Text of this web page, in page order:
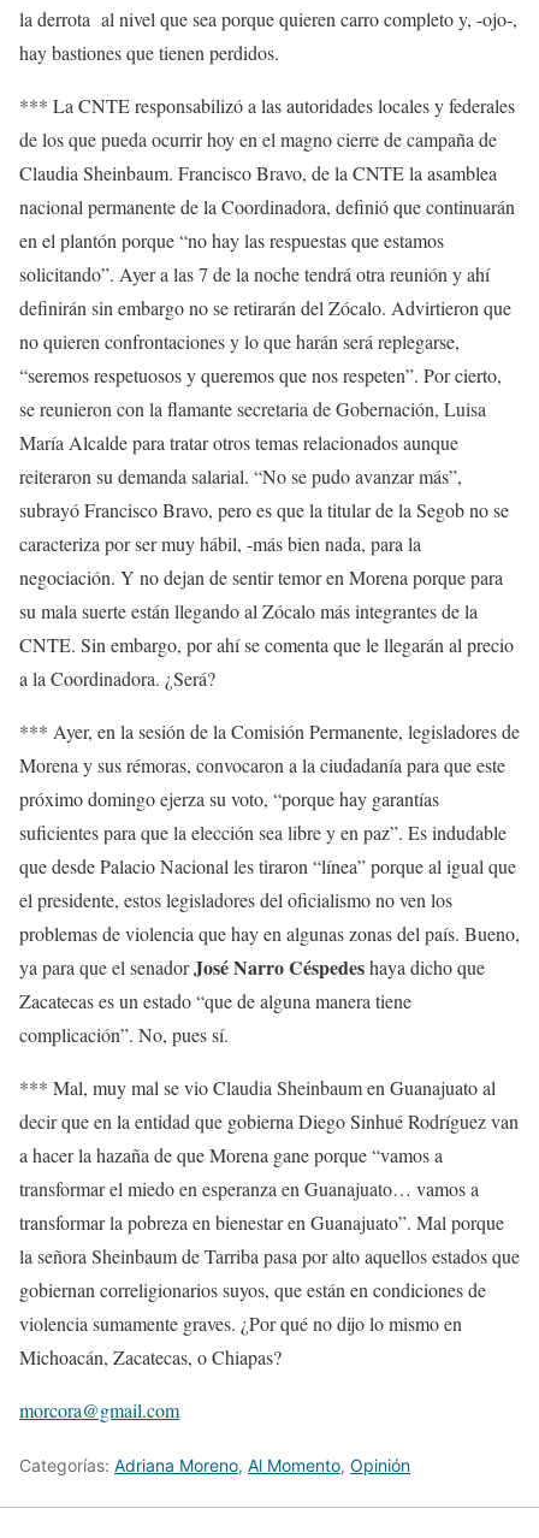
la derrota al nivel que sea porque quieren carro completo y, -ojo-,
hay bastiones que tienen perdidos.
*** La CNTE responsabilizó a las autoridades locales y federales
de los que pueda ocurrir hoy en el magno cierre de campaña de
Claudia Sheinbaum. Francisco Bravo, de la CNTE la asamblea
nacional permanente de la Coordinadora, definió que continuarán
en el plantón porque “no hay las respuestas que estamos
solicitando”. Ayer a las 7 de la noche tendrá otra reunión y ahí
definirán sin embargo no se retirarán del Zócalo. Advirtieron que
no quieren confrontaciones y lo que harán será replegarse,
“seremos respetuosos y queremos que nos respeten”. Por cierto,
se reunieron con la flamante secretaria de Gobernación, Luisa
María Alcalde para tratar otros temas relacionados aunque
reiteraron su demanda salarial. “No se pudo avanzar más”,
subrayó Francisco Bravo, pero es que la titular de la Segob no se
caracteriza por ser muy hábil, -más bien nada, para la
negociación. Y no dejan de sentir temor en Morena porque para
su mala suerte están llegando al Zócalo más integrantes de la
CNTE. Sin embargo, por ahí se comenta que le llegarán al precio
a la Coordinadora. ¿Será?
*** Ayer, en la sesión de la Comisión Permanente, legisladores de
Morena y sus rémoras, convocaron a la ciudadanía para que este
próximo domingo ejerza su voto, “porque hay garantías
suficientes para que la elección sea libre y en paz”. Es indudable
que desde Palacio Nacional les tiraron “línea” porque al igual que
el presidente, estos legisladores del oficialismo no ven los
problemas de violencia que hay en algunas zonas del país. Bueno,
ya para que el senadorJosé Narro Céspedeshaya dicho que
Zacatecas es un estado “que de alguna manera tiene
complicación”. No, pues sí.
*** Mal, muy mal se vio Claudia Sheinbaum en Guanajuato al
decir que en la entidad que gobierna Diego Sinhué Rodríguez van
a hacer la hazaña de que Morena gane porque “vamos a
transformar el miedo en esperanza en Guanajuato… vamos a
transformar la pobreza en bienestar en Guanajuato”. Mal porque
la señora Sheinbaum de Tarriba pasa por alto aquellos estados que
gobiernan correligionarios suyos, que están en condiciones de
violencia sumamente graves. ¿Por qué no dijo lo mismo en
Michoacán, Zacatecas, o Chiapas?
morcora@gmail.com
Categorías: Adriana Moreno, Al Momento, Opinión